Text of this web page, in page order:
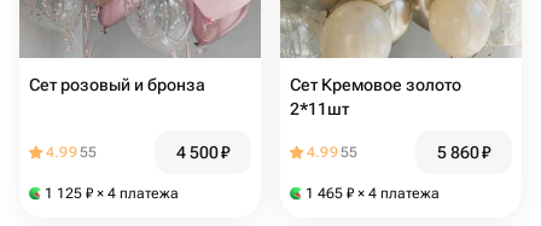
Сет розовый и бронза
4.9955 4 500₽
1 125 ₽ × 4 платежа
Сет Кремовое золото
2*11шт
4.9955 5 860₽
1 465 ₽ × 4 платежа